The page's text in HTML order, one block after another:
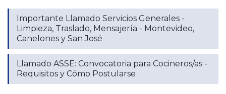
Importante Llamado Servicios Generales -
Limpieza, Traslado, Mensajería - Montevideo,
Canelones y San José
Llamado ASSE: Convocatoria para Cocineros/as -
Requisitos y Cómo Postularse